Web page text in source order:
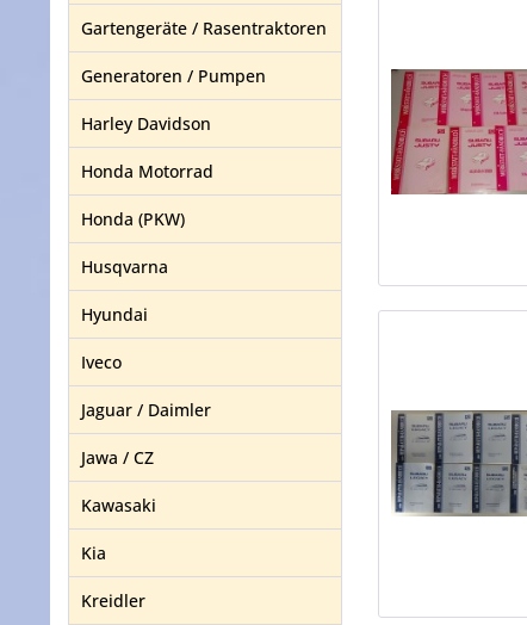
Gartengeräte / Rasentraktoren
Generatoren / Pumpen
Harley Davidson
Honda Motorrad
Honda (PKW)
Husqvarna
Hyundai
Iveco
Jaguar / Daimler
Jawa / CZ
Kawasaki
Kia
Kreidler